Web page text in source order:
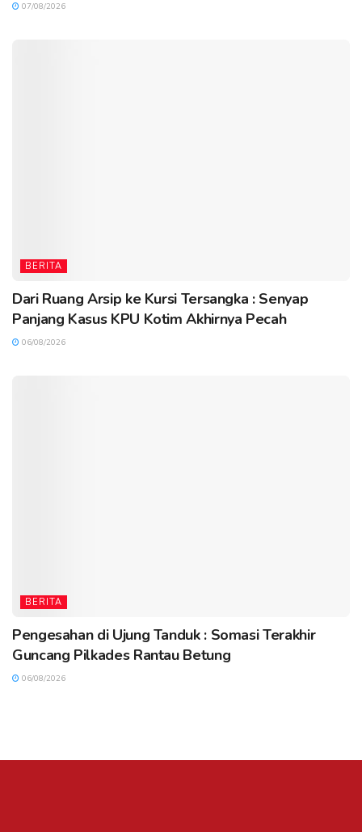
07/08/2026
BERITA
Dari Ruang Arsip ke Kursi Tersangka : Senyap
Panjang Kasus KPU Kotim Akhirnya Pecah
06/08/2026
BERITA
Pengesahan di Ujung Tanduk : Somasi Terakhir
Guncang Pilkades Rantau Betung
06/08/2026